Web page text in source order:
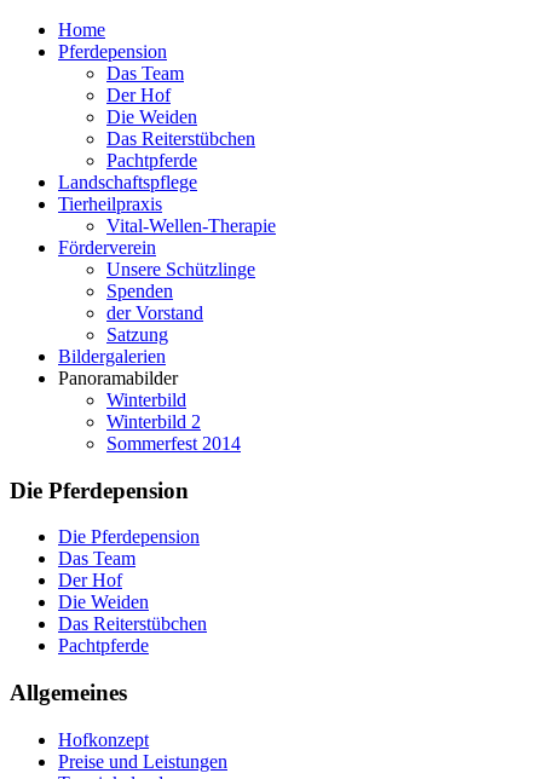
Home
Pferdepension
Das Team
Der Hof
Die Weiden
Das Reiterstübchen
Pachtpferde
Landschaftspflege
Tierheilpraxis
Vital-Wellen-Therapie
Förderverein
Unsere Schützlinge
Spenden
der Vorstand
Satzung
Bildergalerien
Panoramabilder
Winterbild
Winterbild 2
Sommerfest 2014
Die Pferdepension
Die Pferdepension
Das Team
Der Hof
Die Weiden
Das Reiterstübchen
Pachtpferde
Allgemeines
Hofkonzept
Preise und Leistungen